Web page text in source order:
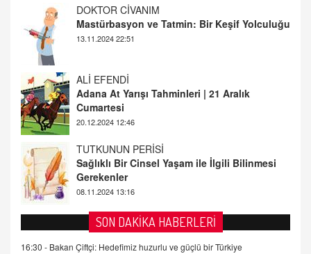
ALİ EFENDİ
Adana At Yarışı Tahminleri | 21 Aralık
Cumartesi
TUTKUNUN PERİSİ
Sağlıklı Bir Cinsel Yaşam ile İlgili Bilinmesi
Gerekenler
08.11.2024 13:16
FARUK ÖNALAN
Tezkere Onaylanmasaydı…
2 Kasım 2021 Salı 00:11
AV. DOĞAN CAN DOĞAN
Kişisel verilerin korunması ve dijital hukukun
gelişimi
SON DAKİKA HABERLERİ
16:30 - Bakan Çiftçi: Hedefimiz huzurlu ve güçlü bir Türkiye